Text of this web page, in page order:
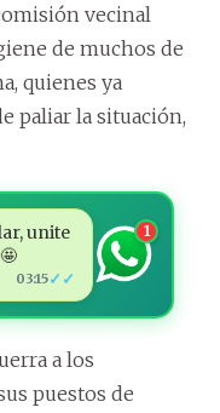
vecinal
de muchos de
quienes ya
paliar la situación,
unite
03:15✓✓
1
a los
puestos de